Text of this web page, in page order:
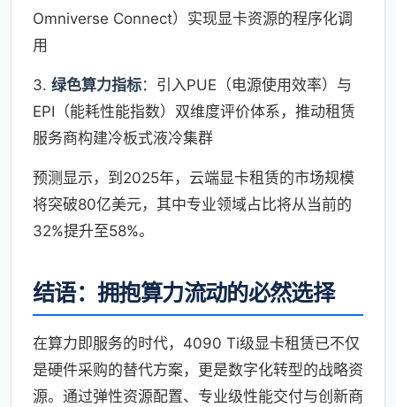
Omniverse Connect）实现显卡资源的程序化调
用
3. 绿色算力指标：引入PUE（电源使用效率）与
EPI（能耗性能指数）双维度评价体系，推动租赁
服务商构建冷板式液冷集群
预测显示，到2025年，云端显卡租赁的市场规模
将突破80亿美元，其中专业领域占比将从当前的
32%提升至58%。
结语：拥抱算力流动的必然选择
在算力即服务的时代，4090 Ti级显卡租赁已不仅
是硬件采购的替代方案，更是数字化转型的战略资
源。通过弹性资源配置、专业级性能交付与创新商